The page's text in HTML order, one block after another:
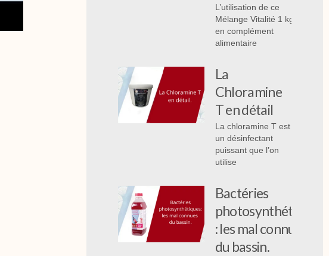
L’utilisation de ce
Mélange Vitalité 1 kg
en complément
alimentaire
La
Chloramine
T en détail
La chloramine T est
un désinfectant
puissant que l’on
utilise
Bactéries
photosynthétiques
: les mal connues
du bassin.